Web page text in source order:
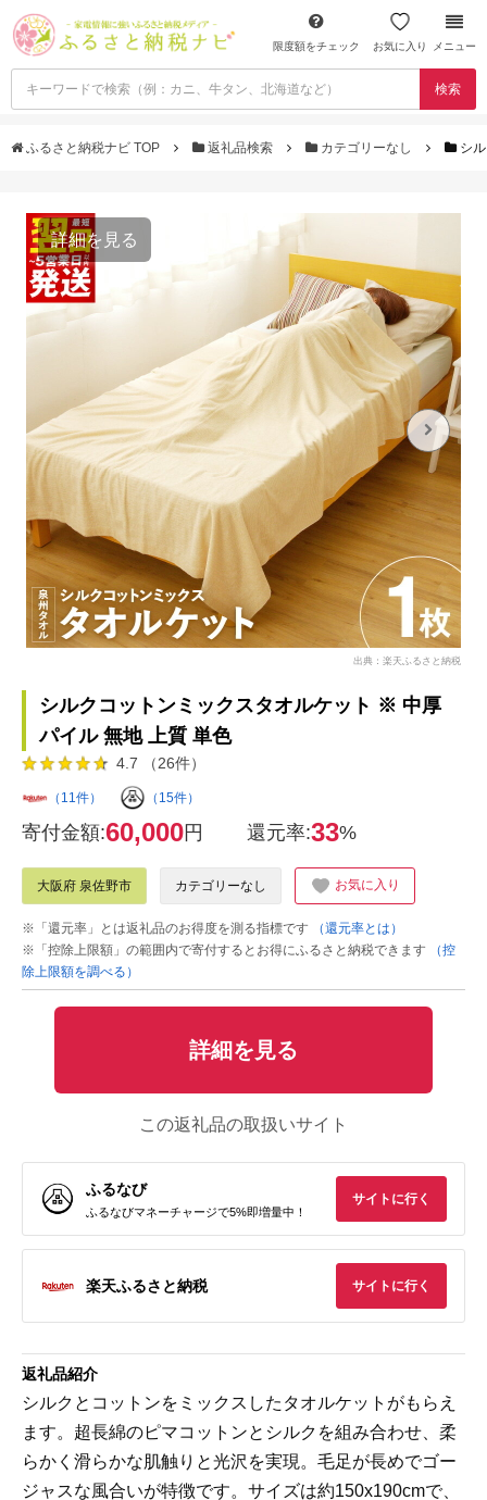
限度額をチェック お気に入り メニュー
検索
ふるさと納税ナビ TOP 返礼品検索 カテゴリーなし シ
詳細を見る
出典：楽天ふるさと納税
シルクコットンミックスタオルケット ※ 中厚
パイル 無地 上質 単色
4.7 （26件）
（11件） （15件）
寄付金額:60,000円 還元率:33%
大阪府 泉佐野市 カテゴリーなし お気に入り
※「還元率」とは返礼品のお得度を測る指標です
（還元率とは）
※「控除上限額」の範囲内で寄付するとお得にふるさと納税できます
（控
除上限額を調べる）
詳細を見る
この返礼品の取扱いサイト
ふるなび
ふるなびマネーチャージで5%即増量中！
サイトに行く
楽天ふるさと納税 サイトに行く
返礼品紹介
シルクとコットンをミックスしたタオルケットがもらえ
ます。超長綿のピマコットンとシルクを組み合わせ、柔
らかく滑らかな肌触りと光沢を実現。毛足が長めでゴー
ジャスな風合いが特徴です。サイズは約150x190cmで、